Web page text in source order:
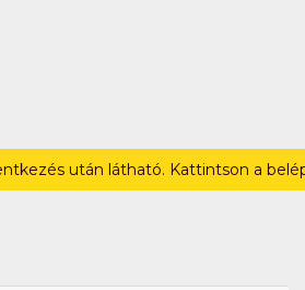
után látható. Kattintson a